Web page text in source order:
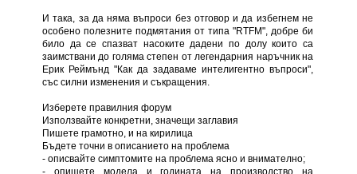
И така, за да няма въпроси без отговор и да избегнем не
особено полезните подмятания от типа "RTFM", добре би
било да се спазват насоките дадени по долу които са
заимствани до голяма степен от легендарния наръчник на
Ерик Реймънд "Как да задаваме интелигентно въпроси",
със силни изменения и съкращения.
Изберете правилния форум
Използвайте конкретни, значещи заглавия
Пишете грамотно, и на кирилица
Бъдете точни в описанието на проблема
- описвайте симптомите на проблема ясно и внимателно;